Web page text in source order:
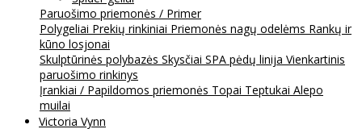
Paruošimo priemonės / Primer
Polygeliai Prekių rinkiniai Priemonės nagų odelėms Rankų ir
kūno losjonai
Skulptūrinės polybazės Skysčiai SPA pėdų linija Vienkartinis
paruošimo rinkinys
Įrankiai / Papildomos priemonės Topai Teptukai Alepo
muilai
Victoria Vynn